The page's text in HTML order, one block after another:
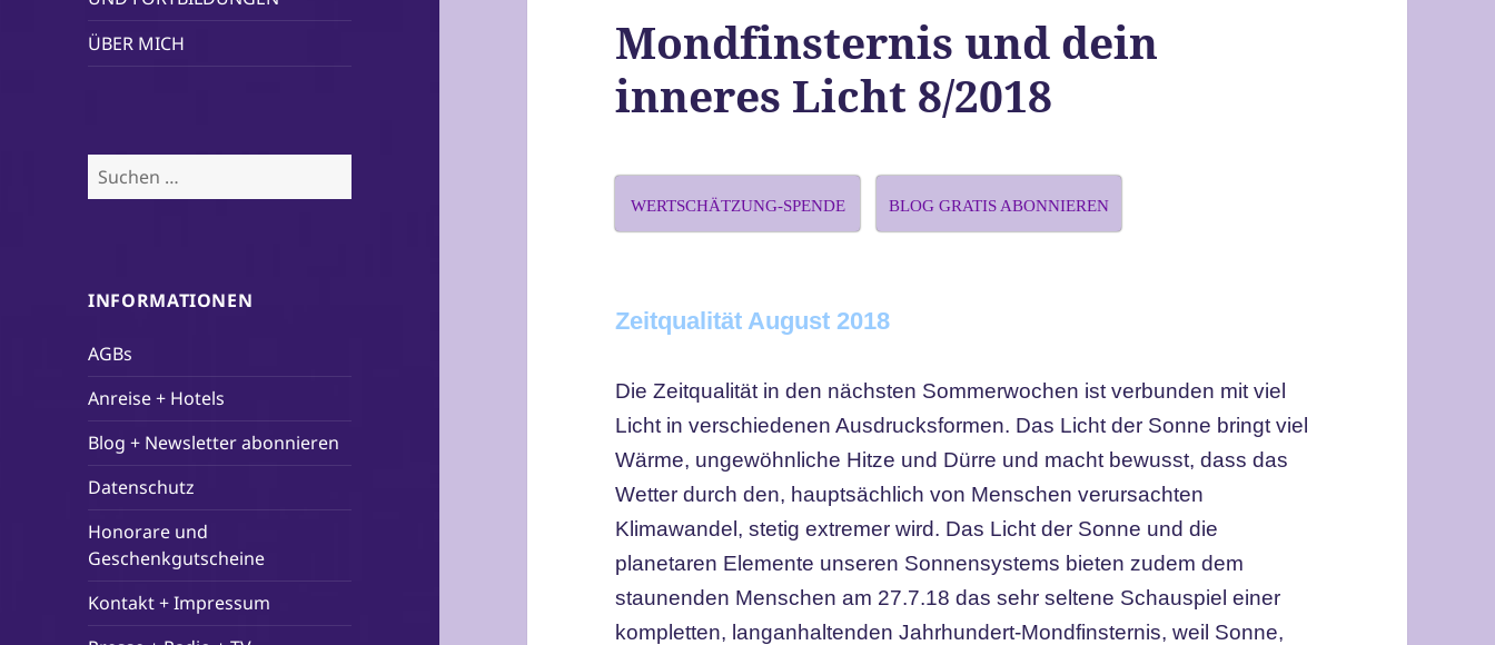
ÜBER MICH
Suchen
nach:
INFORMATIONEN
AGBs
Anreise + Hotels
Blog + Newsletter abonnieren
Datenschutz
Honorare und
Geschenkgutscheine
Kontakt + Impressum
Mondfinsternis und dein
inneres Licht 8/2018
WERTSCHÄTZUNG-SPENDE BLOG GRATIS ABONNIEREN
Zeitqualität August 2018
Die Zeitqualität in den nächsten Sommerwochen ist verbunden mit viel
Licht in verschiedenen Ausdrucksformen. Das Licht der Sonne bringt viel
Wärme, ungewöhnliche Hitze und Dürre und macht bewusst, dass das
Wetter durch den, hauptsächlich von Menschen verursachten
Klimawandel, stetig extremer wird. Das Licht der Sonne und die
planetaren Elemente unseren Sonnensystems bieten zudem dem
staunenden Menschen am 27.7.18 das sehr seltene Schauspiel einer
kompletten, langanhaltenden Jahrhundert-Mondfinsternis, weil Sonne,